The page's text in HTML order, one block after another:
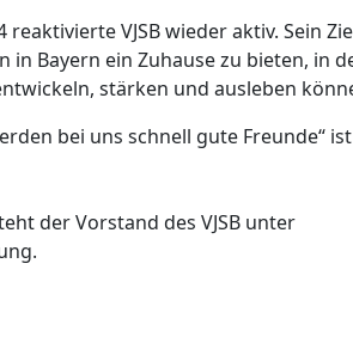
VJSB wieder aktiv. Sein
in Bayern ein Zuhause zu bieten, in
stärken und ausleben
bei uns schnell gute Freunde“ ist
der Vorstand des VJSB unter